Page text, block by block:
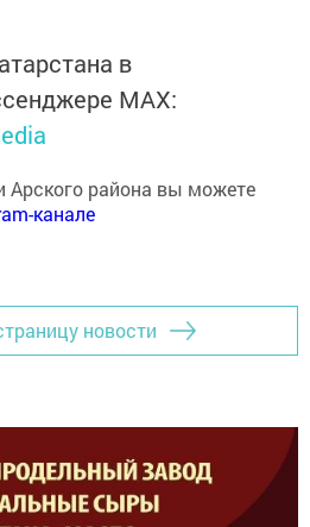
в
MАХ:
Арского района вы можете
канале
новости